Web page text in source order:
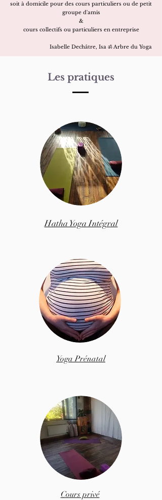
soit à domicile pour des cours particuliers ou de petit
groupe d'amis
&
cours collectifs ou particuliers en entreprise
Isabelle Dechâtre, Isa ॐ Arbre du Yoga
Les pratiques
Hatha Yoga Intégral
Yoga Prénatal
Cours privé